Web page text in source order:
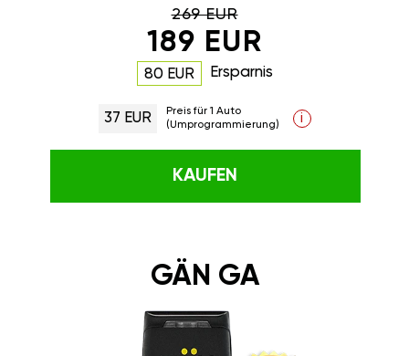
269 EUR
189 EUR
80 EUR Ersparnis
37 EUR
Preis für 1 Auto
(Umprogrammierung)
i
KAUFEN
GÄN GA